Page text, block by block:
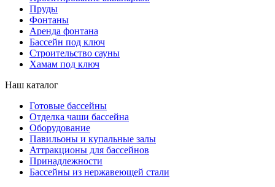
Пруды
Фонтаны
Аренда фонтана
Бассейн под ключ
Строительство сауны
Хамам под ключ
Наш каталог
Готовые бассейны
Отделка чаши бассейна
Оборудование
Павильоны и купальные залы
Аттракционы для бассейнов
Принадлежности
Бассейны из нержавеющей стали